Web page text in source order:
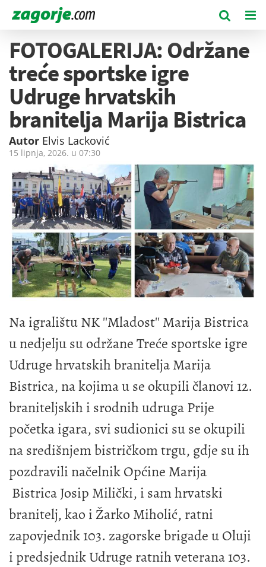
FOTOGALERIJA: Održane
treće sportske igre
Udruge hrvatskih
branitelja Marija Bistrica
Autor Elvis Lacković
15 lipnja, 2026. u 07:30
Na igralištu NK ''Mladost'' Marija Bistrica
u nedjelju su održane Treće sportske igre
Udruge hrvatskih branitelja Marija
Bistrica, na kojima u se okupili članovi 12.
braniteljskih i srodnih udruga Prije
početka igara, svi sudionici su se okupili
na središnjem bistričkom trgu, gdje su ih
pozdravili načelnik Općine Marija
Bistrica Josip Milički, i sam hrvatski
branitelj, kao i Žarko Miholić, ratni
zapovjednik 103. zagorske brigade u Oluji
i predsjednik Udruge ratnih veterana 103.